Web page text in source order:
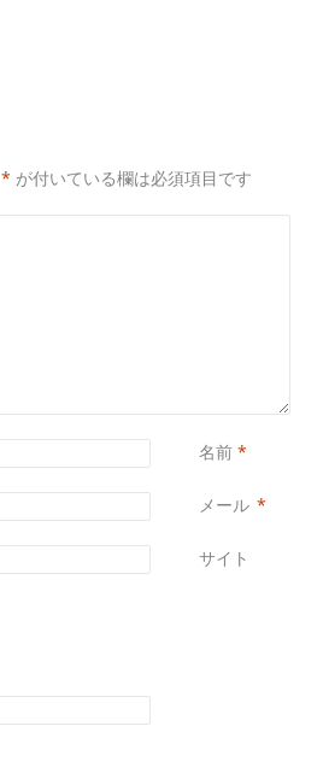
* が付いている欄は必須項目です
名前 *
メール *
サイト